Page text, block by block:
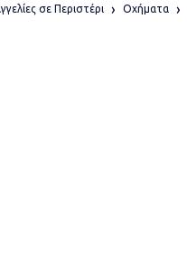
σε Περιστέρι Οχήματα